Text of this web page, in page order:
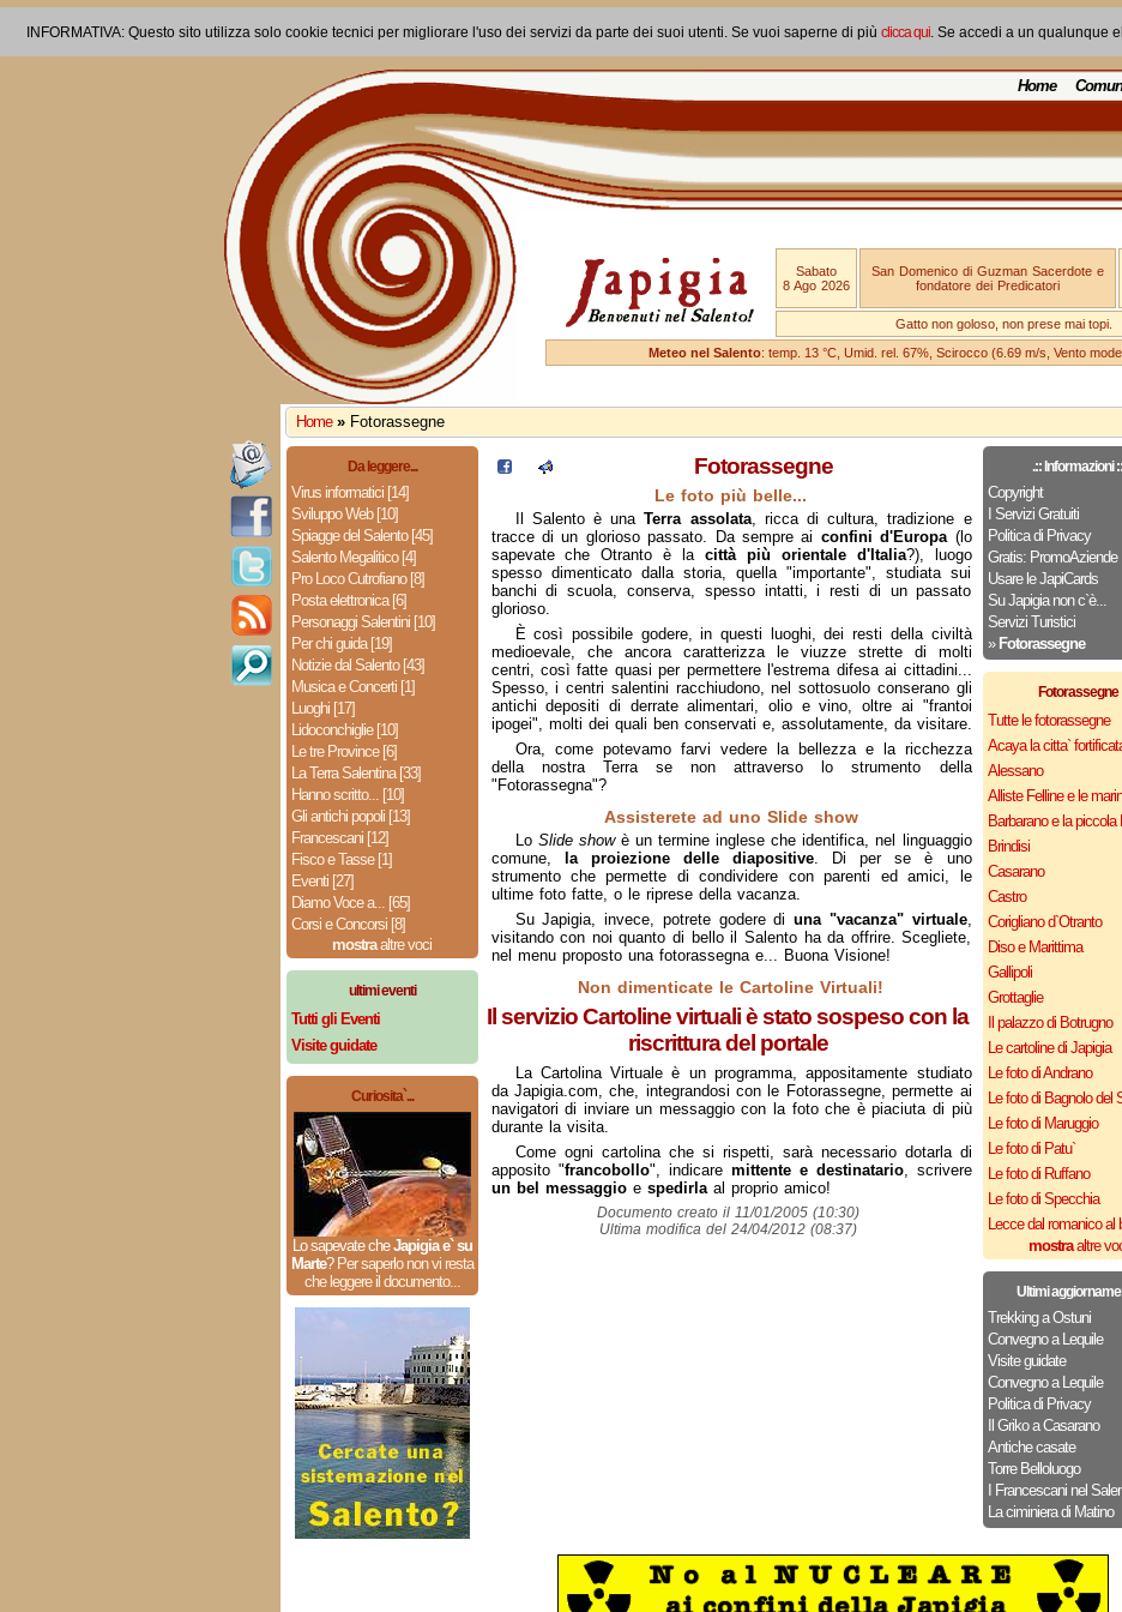
INFORMATIVA: Questo sito utilizza solo cookie tecnici per migliorare l'uso dei servizi da parte dei suoi utenti. Se vuoi saperne di più clicca qui. Se accedi a un qualunque
Home
Sabato
8 Ago 2026
San Domenico di Guzman Sacerdote e
fondatore dei Predicatori
Gatto non goloso, non prese mai topi.
Meteo nel Salento: temp. 13 °C, Umid. rel. 67%, Scirocco (6.69 m/s, Vento
Home » Fotorassegne
Da leggere...
Virus informatici [14]
Sviluppo Web [10]
Spiagge del Salento [45]
Salento Megalitico [4]
Pro Loco Cutrofiano [8]
Posta elettronica [6]
Personaggi Salentini [10]
Per chi guida [19]
Notizie dal Salento [43]
Musica e Concerti [1]
Luoghi [17]
Lidoconchiglie [10]
Le tre Province [6]
La Terra Salentina [33]
Hanno scritto... [10]
Gli antichi popoli [13]
Francescani [12]
Fisco e Tasse [1]
Eventi [27]
Diamo Voce a... [65]
Corsi e Concorsi [8]
mostraaltre voci
ultimi eventi
Tutti gli Eventi
Visite guidate
Curiosita`...
Lo sapevate cheJapigia e` su
Marte? Per saperlo non vi resta
che leggere il documento...
.:: Informazioni
Copyright
I Servizi Gratuiti
Politica di Privacy
Gratis: PromoAziende
Usare le JapiCards
Su Japigia non c`è...
Servizi Turistici
» Fotorassegne
Fotorassegne
Tutte le fotorassegne
Acaya la citta`
Alessano
Alliste Felline e le
Barbarano e la piccola
Brindisi
Casarano
Castro
Corigliano d`Otranto
Diso e Marittima
Gallipoli
Grottaglie
Il palazzo di Botrugno
Le cartoline di Japigia
Le foto di Andrano
Le foto di Bagnolo del
Le foto di Maruggio
Le foto di Patu`
Le foto di Ruffano
Le foto di Specchia
Lecce dal romanico al
mostraaltre
Ultimi
Trekking a Ostuni
Convegno a Lequile
Visite guidate
Convegno a Lequile
Politica di Privacy
Il Griko a Casarano
Antiche casate
Torre Belloluogo
I Francescani nel
La ciminiera di Matino
Fotorassegne
Le foto più belle...
Il Salento è unaTerra assolata, ricca di cultura, tradizione e
tracce di un glorioso passato. Da sempre ai confini d'Europa(lo
sapevate che Otranto è la città più orientale d'Italia?), luogo
spesso dimenticato dalla storia, quella "importante", studiata sui
banchi di scuola, conserva, spesso intatti, i resti di un passato
glorioso.
È così possibile godere, in questi luoghi, dei resti della civiltà
medioevale, che ancora caratterizza le viuzze strette di molti
centri, così fatte quasi per permettere l'estrema difesa ai cittadini...
Spesso, i centri salentini racchiudono, nel sottosuolo conserano gli
antichi depositi di derrate alimentari, olio e vino, oltre ai "frantoi
ipogei", molti dei quali ben conservati e, assolutamente, da visitare.
Ora, come potevamo farvi vedere la bellezza e la ricchezza
della nostra Terra se non attraverso lo strumento della
"Fotorassegna"?
Assisterete ad uno Slide show
Lo Slide showè un termine inglese che identifica, nel linguaggio
comune,
la proiezione delle diapositive. Di per se è uno
strumento che permette di condividere con parenti ed amici, le
ultime foto fatte, o le riprese della vacanza.
Su Japigia, invece, potrete godere di una "vacanza" virtuale,
visitando con noi quanto di bello il Salento ha da offrire. Scegliete,
nel menu proposto una fotorassegna e... Buona Visione!
Non dimenticate le Cartoline Virtuali!
Il servizio Cartoline virtuali è stato sospeso con la
riscrittura del portale
La Cartolina Virtuale è un programma, appositamente studiato
da Japigia.com, che, integrandosi con le Fotorassegne, permette ai
navigatori di inviare un messaggio con la foto che è piaciuta di più
durante la visita.
Come ogni cartolina che si rispetti, sarà necessario dotarla di
apposito "francobollo", indicare mittente e destinatario, scrivere
un bel messaggioe spedirlaal proprio amico!
Documento creato il 11/01/2005 (10:30)
Ultima modifica del 24/04/2012 (08:37)